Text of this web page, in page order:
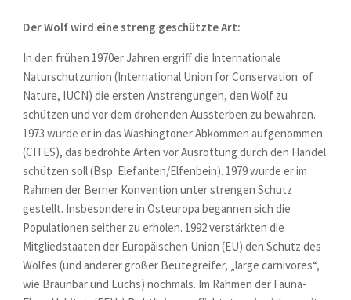
Der Wolf wird eine streng geschützte Art:
In den frühen 1970er Jahren ergriff die Internationale
Naturschutzunion (International Union for Conservation of
Nature, IUCN) die ersten Anstrengungen, den Wolf zu
schützen und vor dem drohenden Aussterben zu bewahren.
1973 wurde er in das Washingtoner Abkommen aufgenommen
(CITES), das bedrohte Arten vor Ausrottung durch den Handel
schützen soll (Bsp. Elefanten/Elfenbein). 1979 wurde er im
Rahmen der Berner Konvention unter strengen Schutz
gestellt. Insbesondere in Osteuropa begannen sich die
Populationen seither zu erholen. 1992 verstärkten die
Mitgliedstaaten der Europäischen Union (EU) den Schutz des
Wolfes (und anderer großer Beutegreifer, „large carnivores“,
wie Braunbär und Luchs) nochmals. Im Rahmen der Fauna-